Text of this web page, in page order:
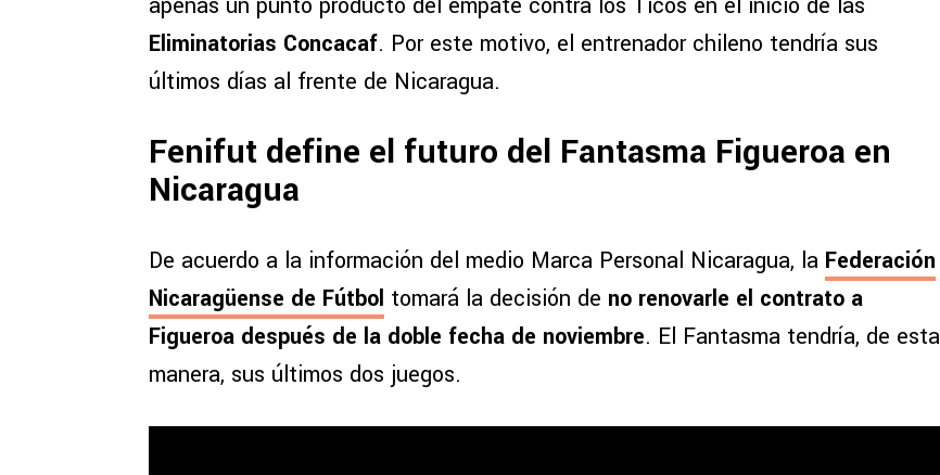
apenas un punto producto del empate contra los Ticos en el inicio de las
Eliminatorias Concacaf. Por este motivo, el entrenador chileno tendría sus
últimos días al frente de Nicaragua.
Fenifut define el futuro del Fantasma Figueroa en
Nicaragua
De acuerdo a la información del medio Marca Personal Nicaragua, la Federación
Nicaragüense de Fútbol tomará la decisión de no renovarle el contrato a
Figueroa después de la doble fecha de noviembre. El Fantasma tendría, de esta
manera, sus últimos dos juegos.